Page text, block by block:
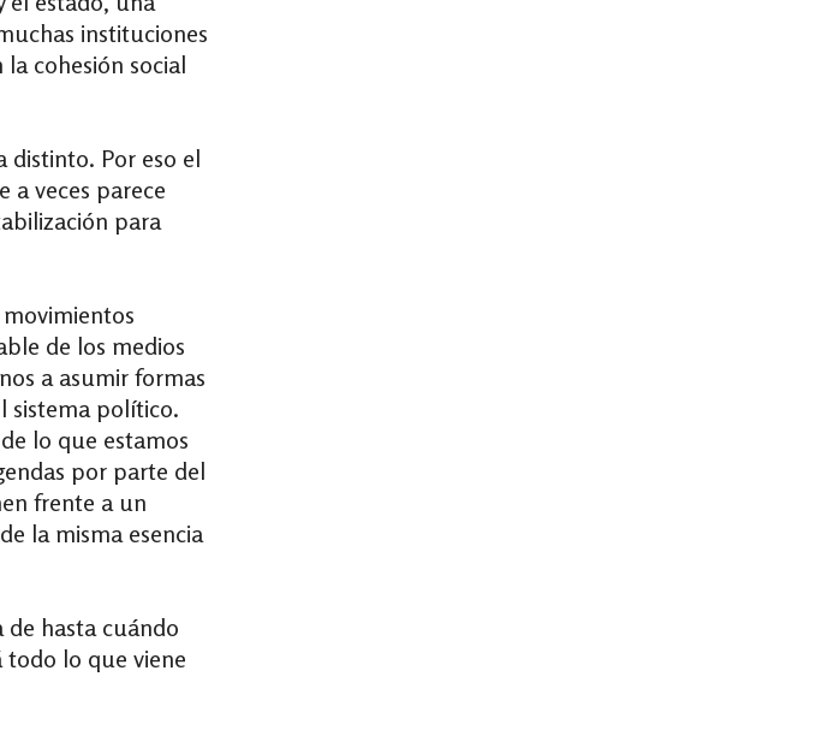
instituciones
cohesión social
distinto. Por eso el
a veces parece
para
de los medios
a asumir formas
sistema político.
lo que estamos
por parte del
frente a un
la misma esencia
de hasta cuándo
todo lo que viene